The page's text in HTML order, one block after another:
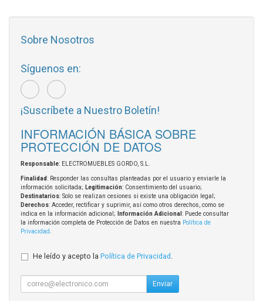
Sobre Nosotros
Síguenos en:
¡Suscríbete a Nuestro Boletín!
INFORMACIÓN BÁSICA SOBRE
PROTECCIÓN DE DATOS
Responsable: ELECTROMUEBLES GORDO, S.L.
Finalidad: Responder las consultas planteadas por el usuario y enviarle la
información solicitada; Legitimación: Consentimiento del usuario;
Destinatarios: Solo se realizan cesiones si existe una obligación legal;
Derechos: Acceder, rectificar y suprimir, así como otros derechos, como se
indica en la información adicional;
Información Adicional : Puede consultar
la información completa de Protección de Datos en nuestra Política de
Privacidad
He leído y acepto la Política de Privacidad
Enviar